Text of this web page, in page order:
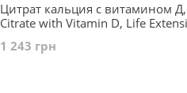
Цитрат кальция с витамином
Citrate with Vitamin D, Life
1 243 грн